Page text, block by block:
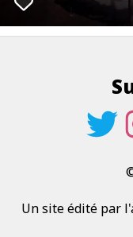
Un site édité par